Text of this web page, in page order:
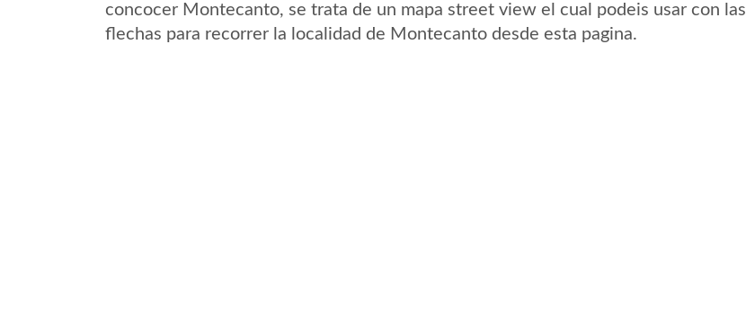
concocer Montecanto, se trata de un mapa street view el cual podeis usar con las
flechas para recorrer la localidad de Montecanto desde esta pagina.